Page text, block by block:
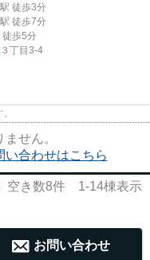
駅 徒歩3分
駅 徒歩7分
徒歩5分
３丁目3-4
せん。
い合わせはこちら
空き数8件 1-14棟表示
お問い合わせ